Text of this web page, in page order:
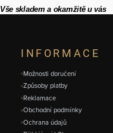
Vše skladem a okamžitě u vás
INFORMACE
Možnosti doručení
Způsoby platby
Reklamace
Obchodní podmínky
Ochrana údajů